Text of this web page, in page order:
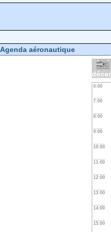
Agenda aéronautique
0:00
7:00
8:00
9:00
10:00
11:00
12:00
13:00
14:00
15:00